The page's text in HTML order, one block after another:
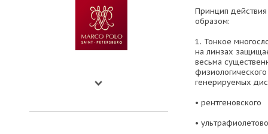
Принцип
образом:
1. Тонкое
на линзах
весьма
генерируемых
• рентгеновского
•